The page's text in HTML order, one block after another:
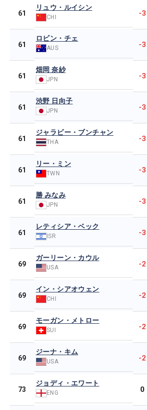
61
リュウ・ルイシン
CHI -3
61
ロビン・チェ
AUS -3
61
畑岡 奈紗
JPN -3
61
渋野 日向子
JPN -3
61
ジャラビー・ブンチャン
THA -3
61
リー・ミン
TWN -3
61
勝 みなみ
JPN -3
61
レティシア・ベック
ISR -3
69
ガーリーン・カウル
USA -2
69
イン・シアオウェン
CHI -2
69
モーガン・メトロー
SUI -2
69
ジーナ・キム
USA -2
73
ジョディ・エワート
ENG 0